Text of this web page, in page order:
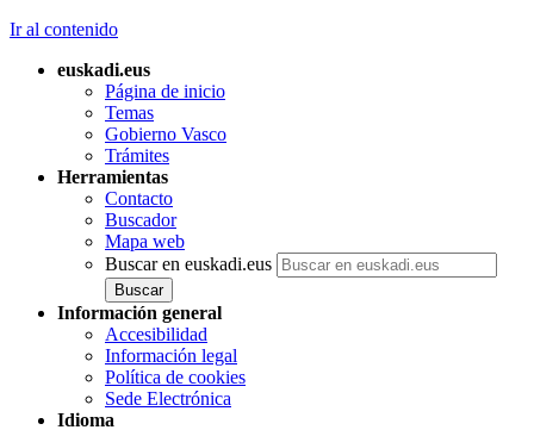
Ir al contenido
euskadi.eus
Página de inicio
Temas
Gobierno Vasco
Trámites
Herramientas
Contacto
Buscador
Mapa web
Buscar en euskadi.eus
Información general
Accesibilidad
Información legal
Política de cookies
Sede Electrónica
Idioma